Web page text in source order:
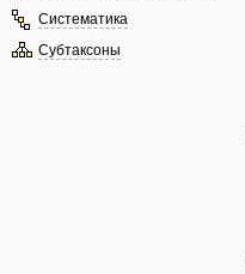
Систематика
Субтаксоны